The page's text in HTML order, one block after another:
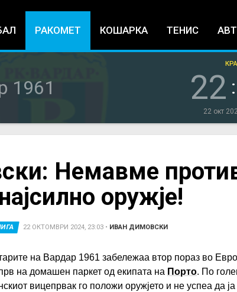
РАКОМЕТ КОШАРКА ТЕНИС
1961 22 :
22 окт
Немавме
оружје!
22 ОКТОМВРИ 2024, 23:03 • ИВАН ДИМОВСКИ
на Вардар 1961 забележаа втор пораз во
на домашен паркет од екипата на Порто. По
вицепрвак го положи оружјето и не успеа да ја